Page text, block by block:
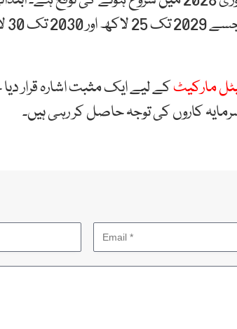
مارکیٹکے لیے ایک مثبت اشارہ قرار
کاروں کی توجہ حاصل کر رہی ہیں۔